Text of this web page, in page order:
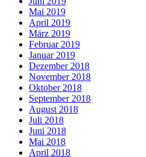
Mai 2019
April 2019
März 2019
Februar 2019
Januar 2019
Dezember 2018
November 2018
Oktober 2018
September 2018
August 2018
Juli 2018
Juni 2018
Mai 2018
April 2018